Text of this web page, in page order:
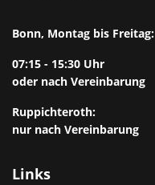
Bonn, Montag bis Freitag:
07:15 - 15:30 Uhr
oder nach Vereinbarung
Ruppichteroth:
nur nach Vereinbarung
Links